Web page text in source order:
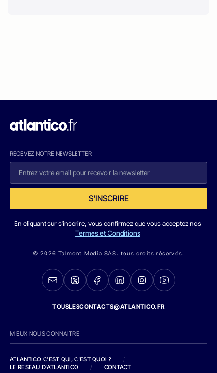
RECEVEZ NOTRE NEWSLETTER
S'INSCRIRE
En cliquant sur s'inscrire, vous confirmez que vous acceptez nos
Termes et Conditions
© 2026 Talmont Media SAS. tous droits réservés.
TOUSLESCONTACTS@ATLANTICO.FR
MIEUX NOUS CONNAITRE
ATLANTICO C'EST QUI, C'EST QUOI ?
/
LE RESEAU D'ATLANTICO
/ CONTACT